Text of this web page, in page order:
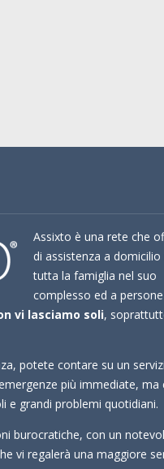
Assixto è una rete che
di assistenza a
tutta la famiglia nel suo
complesso ed a
vi lasciamo soli,
potete contare su un
più immediate, ma
e grandi problemi quotidiani.
burocratiche, con un
vi regalerà una maggiore